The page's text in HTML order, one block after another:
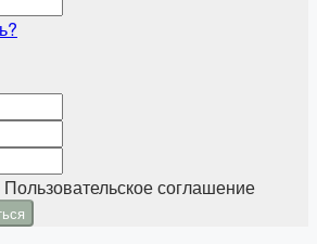
Пользовательское соглашение